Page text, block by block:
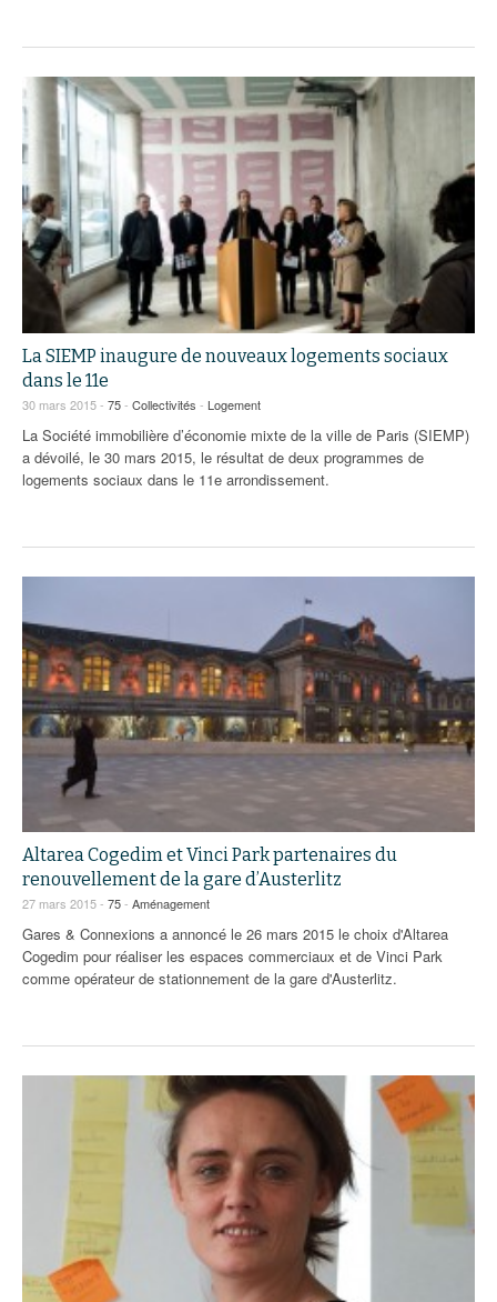
La SIEMP inaugure de nouveaux logements sociaux
dans le 11e
30 mars 2015 - 75- Collectivités - Logement
La Société immobilière d’économie mixte de la ville de Paris (SIEMP)
a dévoilé, le 30 mars 2015, le résultat de deux programmes de
logements sociaux dans le 11e arrondissement.
Altarea Cogedim et Vinci Park partenaires du
renouvellement de la gare d’Austerlitz
27 mars 2015 - 75- Aménagement
Gares & Connexions a annoncé le 26 mars 2015 le choix d'Altarea
Cogedim pour réaliser les espaces commerciaux et de Vinci Park
comme opérateur de stationnement de la gare d'Austerlitz.